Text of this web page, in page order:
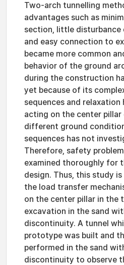
Two-arch tunnelling
advantages such as
section, little disturbance
and easy connection to
became more common
behavior of the ground
during the construction
yet because of its
sequences and relaxation
acting on the center pillar
different ground
sequences has not
Therefore, safety
examined thoroughly for
design. Thus, this study
the load transfer
on the center pillar in the
excavation in the sand
discontinuity. A tunnel
prototype was built and
performed in the sand
discontinuity to observe